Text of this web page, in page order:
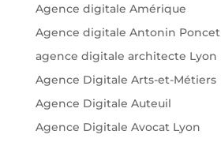
Agence digitale Amérique
Agence digitale Antonin Poncet
agence digitale architecte Lyon
Agence Digitale Arts-et-Métiers
Agence Digitale Auteuil
Agence Digitale Avocat Lyon